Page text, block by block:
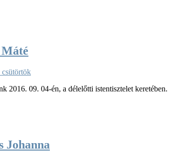
csütörtök
2016. 09. 04-én, a délelőtti istentisztelet keretében.
Johanna